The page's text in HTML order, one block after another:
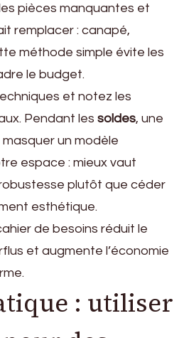
pièces manquantes et
remplacer : canapé,
méthode simple évite les
le budget.
et notez les
Pendant les soldes, une
un modèle
espace : mieux vaut
plutôt que céder
esthétique.
de besoins réduit le
et augmente l’économie
: utiliser